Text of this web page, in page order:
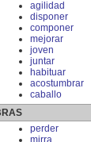
agilidad
disponer
componer
mejorar
joven
juntar
habituar
acostumbrar
caballo
perder
mirra